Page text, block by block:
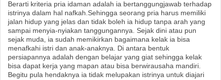
Berarti kriteria pria idaman adalah ia bertanggungjawab terhadap
istrinya dalam hal nafkah.Sehingga seorang pria harus memiliki
jalan hidup yang jelas dan tidak boleh ia hidup tanpa arah yang
sampai menyia-nyiakan tanggungannya. Sejak dini atau pun
sejak muda, ia sudah memikirkan bagaimana kelak ia bisa
menafkahi istri dan anak-anaknya. Di antara bentuk
persiapannya adalah dengan belajar yang giat sehingga kelak
bisa dapat kerja yang mapan atau bisa berwirausaha mandiri.
Begitu pula hendaknya ia tidak melupakan istrinya untuk diajari